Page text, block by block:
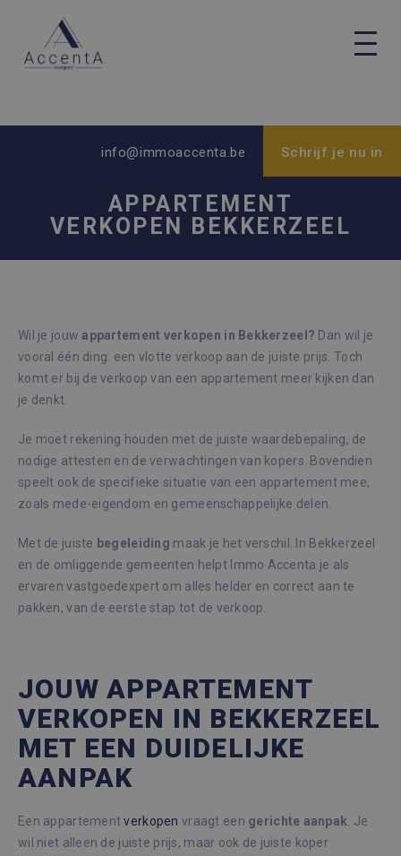
info@immoaccenta.be Schrijf je nu in
APPARTEMENT
VERKOPEN BEKKERZEEL
Wil je jouwappartement verkopen in Bekkerzeel? Dan wil je
vooral één ding: een vlotte verkoop aan de juiste prijs. Toch
komt er bij de verkoop van een appartement meer kijken dan
je denkt.
Je moet rekening houden met de juiste waardebepaling, de
nodige attesten en de verwachtingen van kopers. Bovendien
speelt ook de specifieke situatie van een appartement mee,
zoals mede-eigendom en gemeenschappelijke delen.
Met de juiste begeleiding maak je het verschil. In Bekkerzeel
en de omliggende gemeenten helpt Immo Accenta je als
ervaren vastgoedexpert om alles helder en correct aan te
pakken, van de eerste stap tot de verkoop.
JOUW APPARTEMENT
VERKOPEN IN BEKKERZEEL
MET EEN DUIDELIJKE
AANPAK
Een appartementverkopen vraagt een gerichte aanpak . Je
wil niet alleen de juiste prijs, maar ook de juiste koper